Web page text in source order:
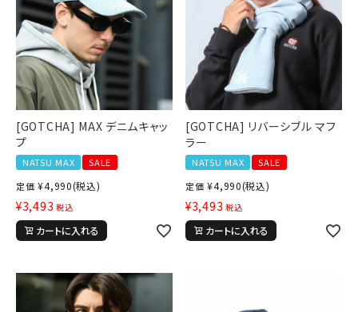
価格から探す
並び順
サイズ
S
M
L
XL
XXXL
34inc
40inc
[GOTCHA] MAX デニムキャッ
プ
NATSU MAX
SALE
定価 ¥4,990(税込)
¥3,493 税込
カートに入れる
[GOTCHA] リバーシブル マフ
ラー
NATSU MAX
SALE
定価 ¥4,990(税込)
¥3,493 税込
カートに入れる